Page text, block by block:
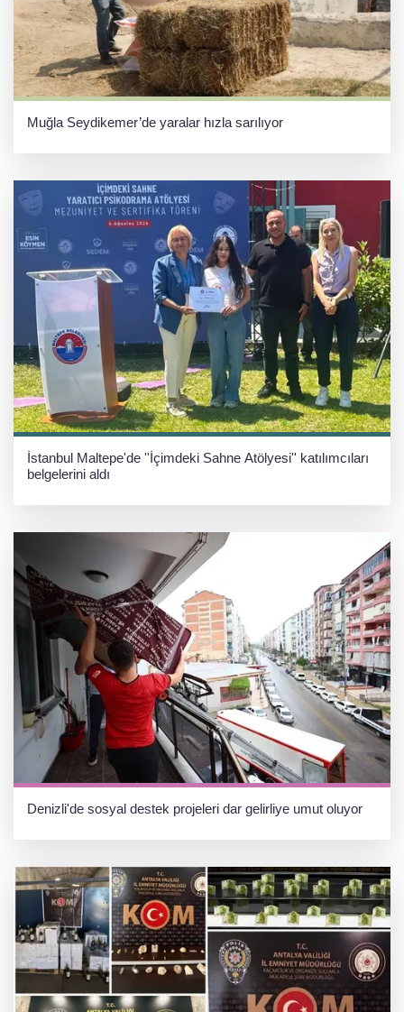
Muğla Seydikemer’de yaralar hızla sarılıyor
İstanbul Maltepe'de ''İçimdeki Sahne Atölyesi'' katılımcıları
belgelerini aldı
Denizli'de sosyal destek projeleri dar gelirliye umut oluyor